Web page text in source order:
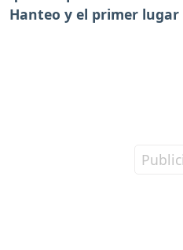
Hanteo y el primer lugar